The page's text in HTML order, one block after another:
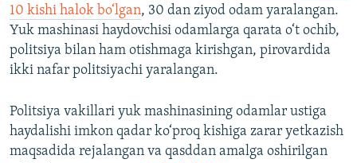
10 kishi halok bo‘lgan, 30 dan ziyod odam yaralangan.
Yuk mashinasi haydovchisi odamlarga qarata o‘t ochib,
politsiya bilan ham otishmaga kirishgan, pirovardida
ikki nafar politsiyachi yaralangan.
Politsiya vakillari yuk mashinasining odamlar ustiga
haydalishi imkon qadar ko‘proq kishiga zarar yetkazish
maqsadida rejalangan va qasddan amalga oshirilgan